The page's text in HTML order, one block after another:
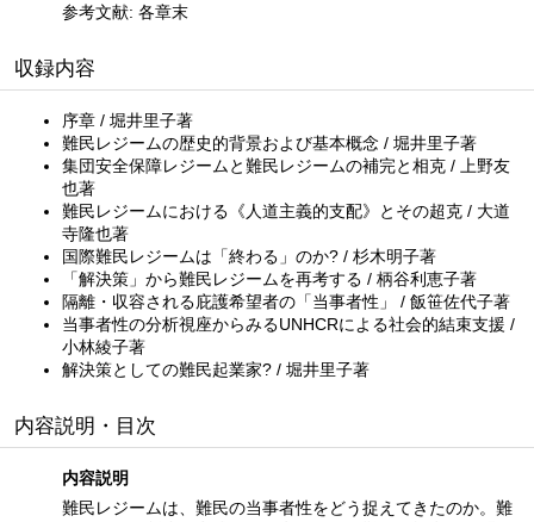
参考文献: 各章末
収録内容
序章 / 堀井里子著
難民レジームの歴史的背景および基本概念 / 堀井里子著
集団安全保障レジームと難民レジームの補完と相克 / 上野友
也著
難民レジームにおける《人道主義的支配》とその超克 / 大道
寺隆也著
国際難民レジームは「終わる」のか? / 杉木明子著
「解決策」から難民レジームを再考する / 柄谷利恵子著
隔離・収容される庇護希望者の「当事者性」 / 飯笹佐代子著
当事者性の分析視座からみるUNHCRによる社会的結束支援 /
小林綾子著
解決策としての難民起業家? / 堀井里子著
内容説明・目次
内容説明
難民レジームは、難民の当事者性をどう捉えてきたのか。難